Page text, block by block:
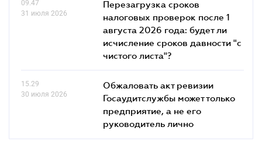
09.47
31 июля 2026
Перезагрузка сроков
налоговых проверок после 1
августа 2026 года: будет ли
исчисление сроков давности "с
чистого листа"?
15.29
30 июля 2026
Обжаловать акт ревизии
Госаудитслужбы может только
предприятие, а не его
руководитель лично